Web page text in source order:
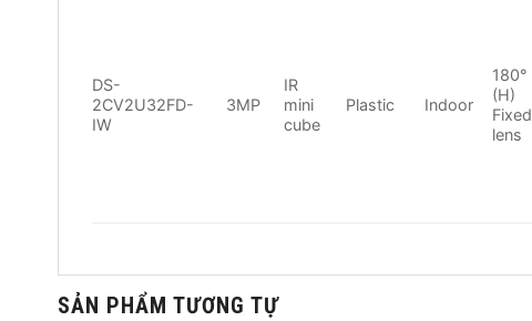
DS-
2CV2U32FD-
IW
3MP
IR
mini
cube
Plastic Indoor
180°
(H)
Fixed
lens
SẢN PHẨM TƯƠNG TỰ